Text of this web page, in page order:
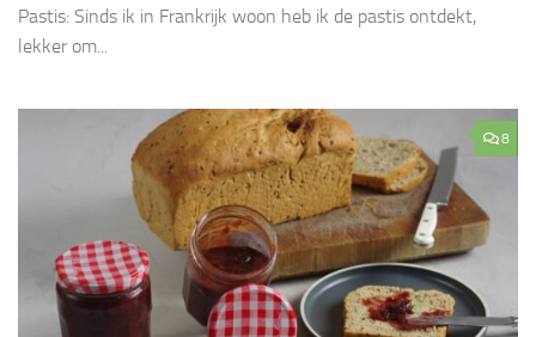
Pastis: Sinds ik in Frankrijk woon heb ik de pastis ontdekt,
lekker om...
8